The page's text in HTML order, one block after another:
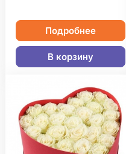
Подробнее
В корзину